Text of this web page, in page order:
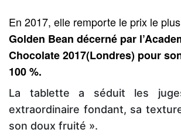
En 2017, elle remporte le prix le
Golden Bean décerné par
Chocolate 2017(Londres) pour
100 %.
La tablette a séduit les
extraordinaire fondant, sa
son doux fruité ».